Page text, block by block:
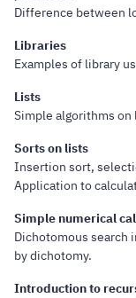
Difference between
Libraries
Examples of library
Lists
Simple algorithms on
Sorts on lists
Insertion sort,
Application to
Simple numerical
Dichotomous search
by dichotomy.
Introduction to